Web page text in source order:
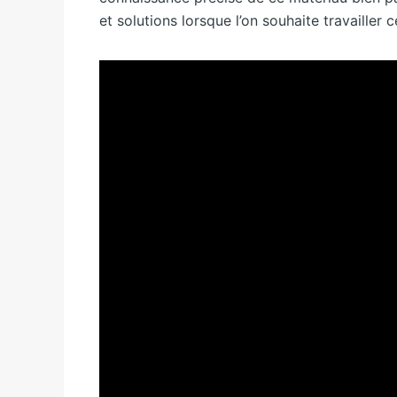
et solutions lorsque l’on souhaite travailler